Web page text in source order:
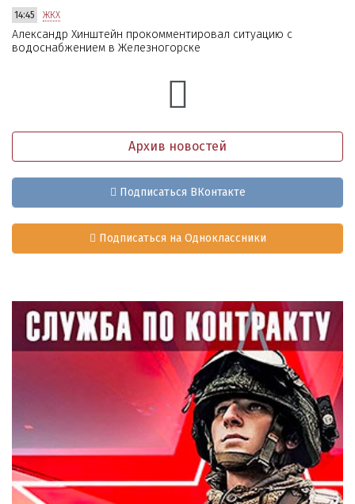
14:45 ЖКХ
Александр Хинштейн прокомментировал ситуацию с
водоснабжением в Железногорске
Архив новостей
Подписаться ВКонтакте
Подписаться на Одноклассники